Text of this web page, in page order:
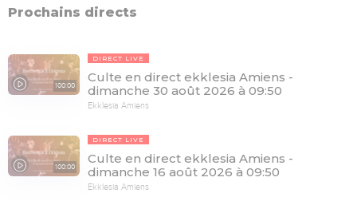
Prochains directs
100:00
DIRECT LIVE
Culte en direct ekklesia Amiens -
dimanche 30 août 2026 à 09:50
Ekklesia Amiens
100:00
DIRECT LIVE
Culte en direct ekklesia Amiens -
dimanche 16 août 2026 à 09:50
Ekklesia Amiens